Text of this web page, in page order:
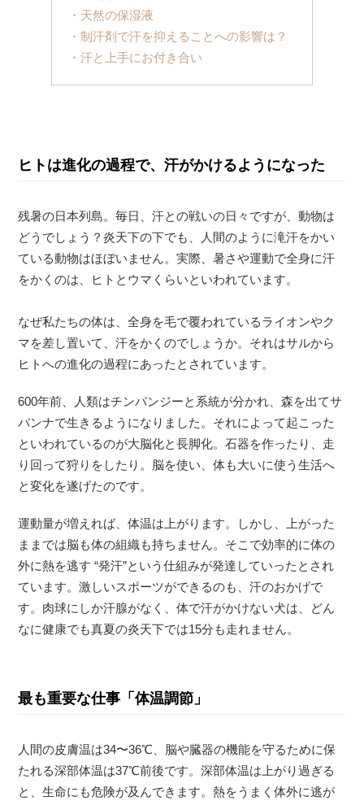
・天然の保湿液
・制汗剤で汗を抑えることへの影響は？
・汗と上手にお付き合い
ヒトは進化の過程で、汗がかけるようになった
残暑の日本列島。毎日、汗との戦いの日々ですが、動物は
どうでしょう？炎天下の下でも、人間のように滝汗をかい
ている動物はほぼいません。実際、暑さや運動で全身に汗
をかくのは、ヒトとウマくらいといわれています。
なぜ私たちの体は、全身を毛で覆われているライオンやク
マを差し置いて、汗をかくのでしょうか。それはサルから
ヒトへの進化の過程にあったとされています。
600年前、人類はチンパンジーと系統が分かれ、森を出てサ
バンナで生きるようになりました。それによって起こった
といわれているのが大脳化と長脚化。石器を作ったり、走
り回って狩りをしたり。脳を使い、体も大いに使う生活へ
と変化を遂げたのです。
運動量が増えれば、体温は上がります。しかし、上がった
ままでは脳も体の組織も持ちません。そこで効率的に体の
外に熱を逃す “発汗”という仕組みが発達していったとされ
ています。激しいスポーツができるのも、汗のおかげで
す。肉球にしか汗腺がなく、体で汗がかけない犬は、どん
なに健康でも真夏の炎天下では15分も走れません。
最も重要な仕事「体温調節」
人間の皮膚温は34〜36℃、脳や臓器の機能を守るために保
たれる深部体温は37℃前後です。深部体温は上がり過ぎる
と、生命にも危険が及んできます。熱をうまく体外に逃が